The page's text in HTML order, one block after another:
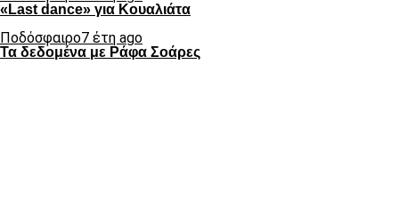
«Last dance» για Κουαλιάτα
Ποδόσφαιρο7 έτη ago
Τα δεδομένα με Ράφα Σοάρες